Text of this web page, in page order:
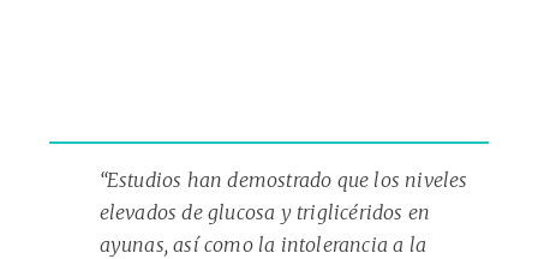
“Estudios han demostrado que los niveles
elevados de glucosa y triglicéridos en
ayunas, así como la intolerancia a la